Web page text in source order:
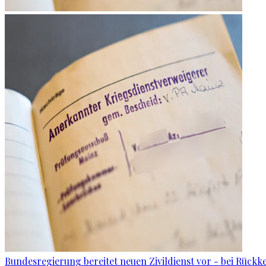
Bundesregierung bereitet neuen Zivildienst vor - bei